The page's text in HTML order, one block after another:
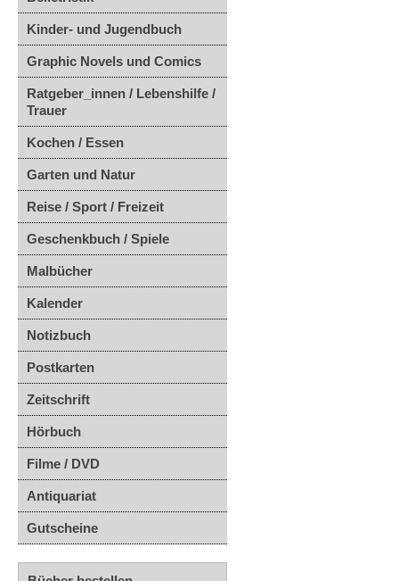
Kinder- und Jugendbuch
Graphic Novels und Comics
Ratgeber_innen / Lebenshilfe /
Trauer
Kochen / Essen
Garten und Natur
Reise / Sport / Freizeit
Geschenkbuch / Spiele
Malbücher
Kalender
Notizbuch
Postkarten
Zeitschrift
Hörbuch
Filme / DVD
Antiquariat
Gutscheine